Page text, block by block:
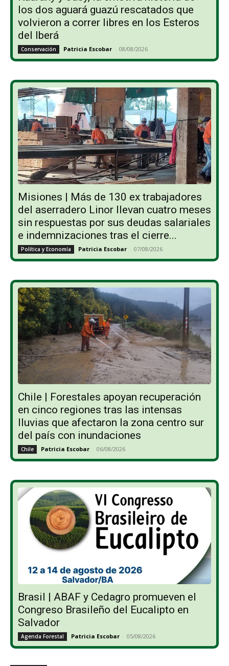
los dos aguará guazú rescatados que
volvieron a correr libres en los Esteros
del Iberá
Conservación Patricia Escobar - 08/08/2026
Misiones | Más de 130 ex trabajadores
del aserradero Linor llevan cuatro meses
sin respuestas por sus deudas salariales
e indemnizaciones tras el cierre...
Política y Economía Patricia Escobar - 07/08/2026
Chile | Forestales apoyan recuperación
en cinco regiones tras las intensas
lluvias que afectaron la zona centro sur
del país con inundaciones
Chile Patricia Escobar - 06/08/2026
Brasil | ABAF y Cedagro promueven el
Congreso Brasileño del Eucalipto en
Salvador
Agenda Forestal Patricia Escobar - 05/08/2026